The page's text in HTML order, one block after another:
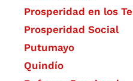
Prosperidad en los
Prosperidad Social
Putumayo
Quindío